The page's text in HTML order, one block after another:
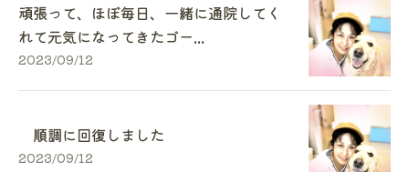
頑張って、ほぼ毎日、一緒に通院してく
れて元気になってきたゴー...
2023/09/12
順調に回復しました
2023/09/12